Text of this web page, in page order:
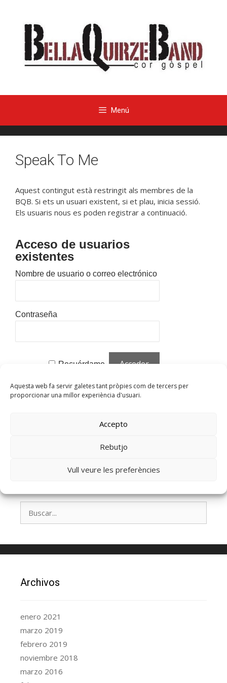
Aquesta web fa servir galetes tant pròpies com de tercers per
proporcionar una millor experiència d'usuari.
Accepto
Rebutjo
Vull veure les preferències
Menú
Speak To Me
Aquest contingut està restringit als membres de la
BQB. Si ets un usuari existent, si et plau, inicia sessió.
Els usuaris nous es poden registrar a continuació.
Acceso de usuarios
existentes
Nombre de usuario o correo electrónico
Contraseña
Recuérdame
¿Olvidaste tu contraseña?Haz clic para
restablecer
registrarte
Archivos
enero 2021
marzo 2019
febrero 2019
noviembre 2018
marzo 2016